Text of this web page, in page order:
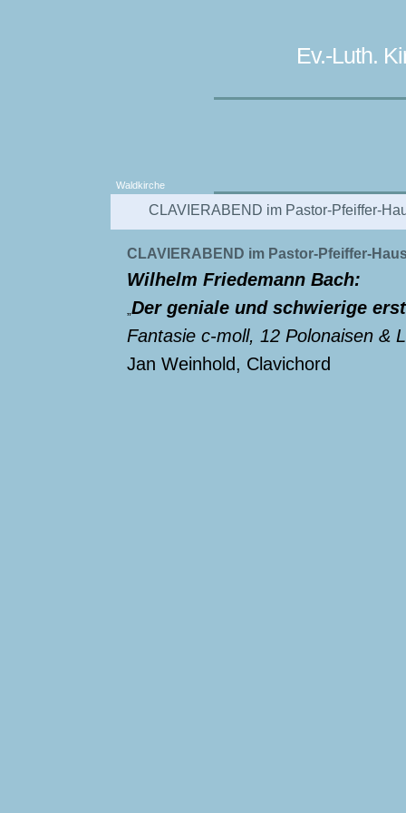
Ev.-Luth.
Waldkirche
CLAVIERABEND im Pastor-Pfeiffer-
CLAVIERABEND im Pastor-Pfeiffer-
Wilhelm Friedemann Bach:
Der geniale und schwierige
Fantasie c-moll, 12 Polonaisen &
Jan Weinhold, Clavichord